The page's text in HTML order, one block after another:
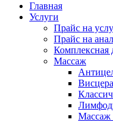
жизнь"Главная
Услуги
Прайс на
Прайс на
Комплексная
Массаж
Массаж